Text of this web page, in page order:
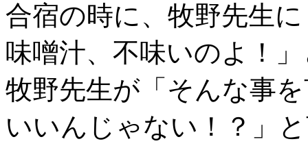
合宿の時に、牧野先生
味噌汁、不味いのよ！
牧野先生が「そんな事
いいんじゃない！？」